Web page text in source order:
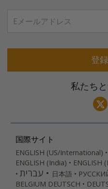
登
私たちと
国際サイト
ENGLISH (US/International)
ENGLISH (India)
ENGLISH
עברית 日本語
BELGIUM DEUTSCH